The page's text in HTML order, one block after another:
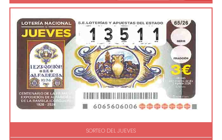
SORTEO DEL JUEVES